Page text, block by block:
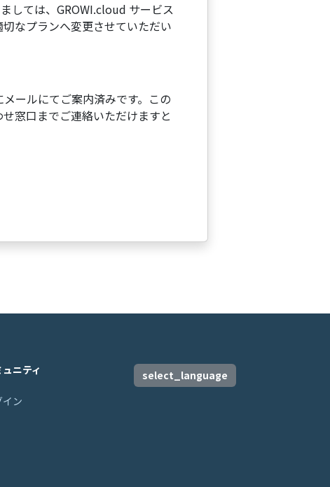
しては、GROWI.cloud サービス
なプランへ変更させていただい
ールにてご案内済みです。この
窓口までご連絡いただけますと
ニティ
ン
select_language